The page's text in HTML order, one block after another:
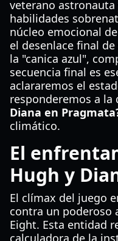
veterano
habilidades
núcleo emocional
el desenlace final
la "canica azul",
secuencia final es
aclararemos el
responderemos a la
Diana en
climático.
El
Hugh y
El clímax del juego
contra un poderoso
Eight. Esta entidad
calculadora de la